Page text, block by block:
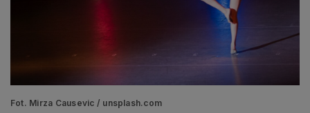
Fot. Mirza Causevic / unsplash.com